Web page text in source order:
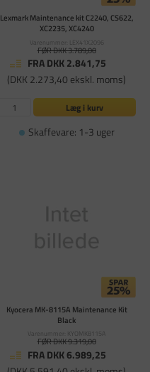
Lexmark Maintenance kit C2240, CS622,
XC2235, XC4240
Varenummer: LEX41X2096
FØR DKK 3.789,00
FRA DKK 2.841,75
(DKK 2.273,40 ekskl. moms)
Læg i kurv
Skaffevare: 1-3 uger
Kyocera MK-8115A Maintenance Kit
Black
Varenummer: KYOMK8115A
FØR DKK 9.319,00
FRA DKK 6.989,25